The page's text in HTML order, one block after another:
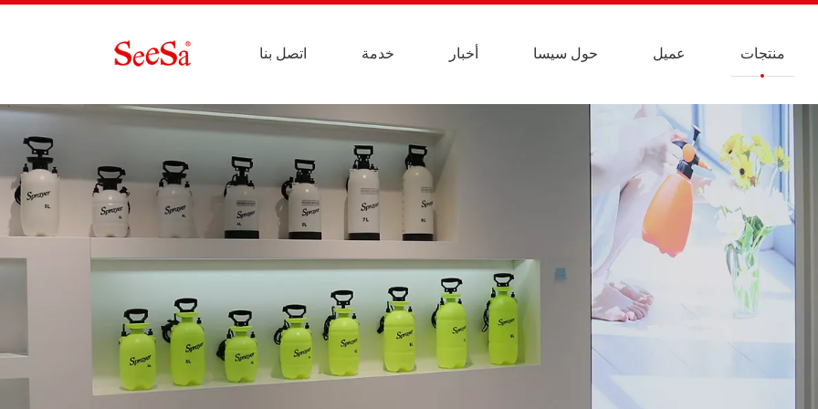
اتصل بنا خدمة أخبار حول سيسا عميل منتجات